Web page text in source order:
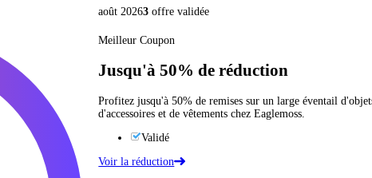
août 20263 offre validée
Meilleur Coupon
Jusqu'à 50% de réduction
Profitez jusqu'à 50% de remises sur un large éventail
d'accessoires et de vêtements chez Eaglemoss.
Validé
Voir la réduction